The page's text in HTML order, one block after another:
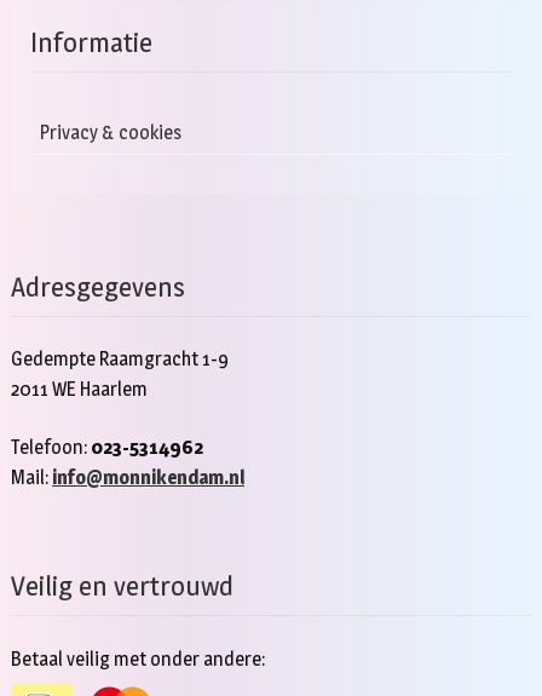
Informatie
Privacy & cookies
Adresgegevens
Gedempte Raamgracht 1-9
2011 WE Haarlem
Telefoon: 023-5314962
Mail: info@monnikendam.nl
Veilig en vertrouwd
Betaal veilig met onder andere: